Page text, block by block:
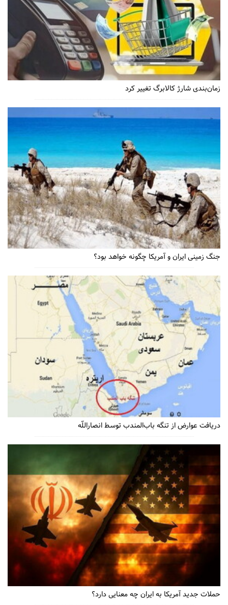
زمان‌بندی شارژ کالابرگ تغییر کرد
جنگ زمینی ایران و آمریکا چگونه خواهد بود؟
دریافت عوارض از تنگه باب‌المندب توسط انصاراللّه
حملات جدید آمریکا به ایران چه معنایی دارد؟